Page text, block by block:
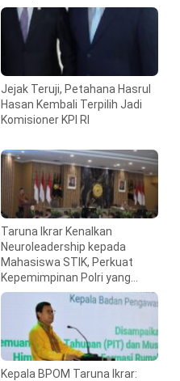
Pertumbuhan
Jejak Teruji, Petahana Hasrul
Hasan Kembali Terpilih Jadi
Komisioner KPI RI
Taruna Ikrar Kenalkan
Neuroleadership kepada
Mahasiswa STIK, Perkuat
Kepemimpinan Polri yang
Humanis
Kepala BPOM Taruna Ikrar: